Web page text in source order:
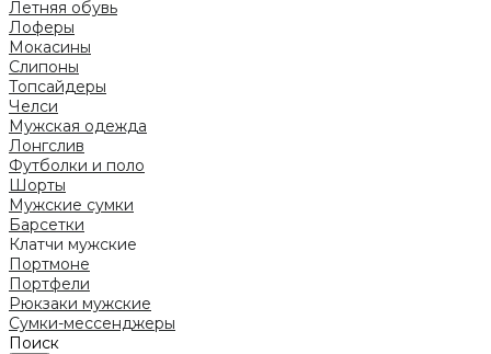
Летняя обувь
Лоферы
Мокасины
Слипоны
Топсайдеры
Челси
Мужская одежда
Лонгслив
Футболки и поло
Шорты
Мужские сумки
Барсетки
Клатчи мужские
Портмоне
Портфели
Рюкзаки мужские
Сумки-мессенджеры
Поиск